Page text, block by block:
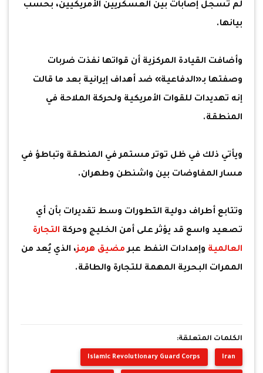
لم تُسجل إصابات بين العسكريين الأمريكيين، بحسب
بيانها.
وأضافت القيادة المركزية أن قواتها نفذت ضربات
وصفتها بـ«الدفاعية» ضد أهداف إيرانية بعد ما قالت
إنه تهديدات للقوات الأمريكية ولحركة الملاحة في
المنطقة.
ويأتي ذلك في ظل توتر مستمر في المنطقة وتباطؤ في
مسار المفاوضات بين واشنطن وطهران.
وتتابع أطراف دولية التطورات وسط تقديرات بأن أي
تصعيد واسع قد يؤثر على أمن الخليج وحركة التجارة
العالمية وإمدادات النفط عبرمضيق هرمز، الذي يُعد من
الممرات البحرية المهمة للتجارة والطاقة.
الكلمات المتعلقة:
Iran
Islamic Revolutionary Guard Corps